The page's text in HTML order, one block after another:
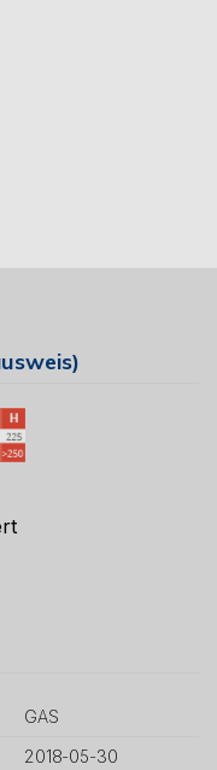
GAS
2018-05-30